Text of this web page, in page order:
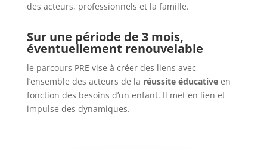
des acteurs, professionnels et la famille.
Sur une période de 3 mois,
éventuellement renouvelable
le parcours PRE vise à créer des liens avec
l’ensemble des acteurs de la réussite éducativeen
fonction des besoins d’un enfant. Il met en lien et
impulse des dynamiques.